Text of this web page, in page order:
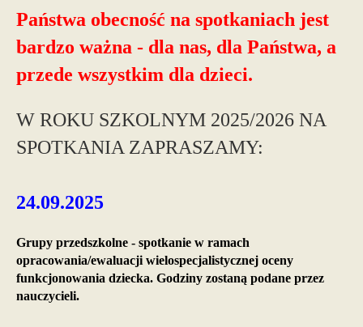
Państwa obecność na spotkaniach jest
bardzo ważna - dla nas, dla Państwa, a
przede wszystkim dla dzieci.
W ROKU SZKOLNYM 2025/2026 NA
SPOTKANIA ZAPRASZAMY:
24.09.2025
Grupy przedszkolne - spotkanie w ramach
opracowania/ewaluacji wielospecjalistycznej oceny
funkcjonowania dziecka. Godziny zostaną podane przez
nauczycieli.